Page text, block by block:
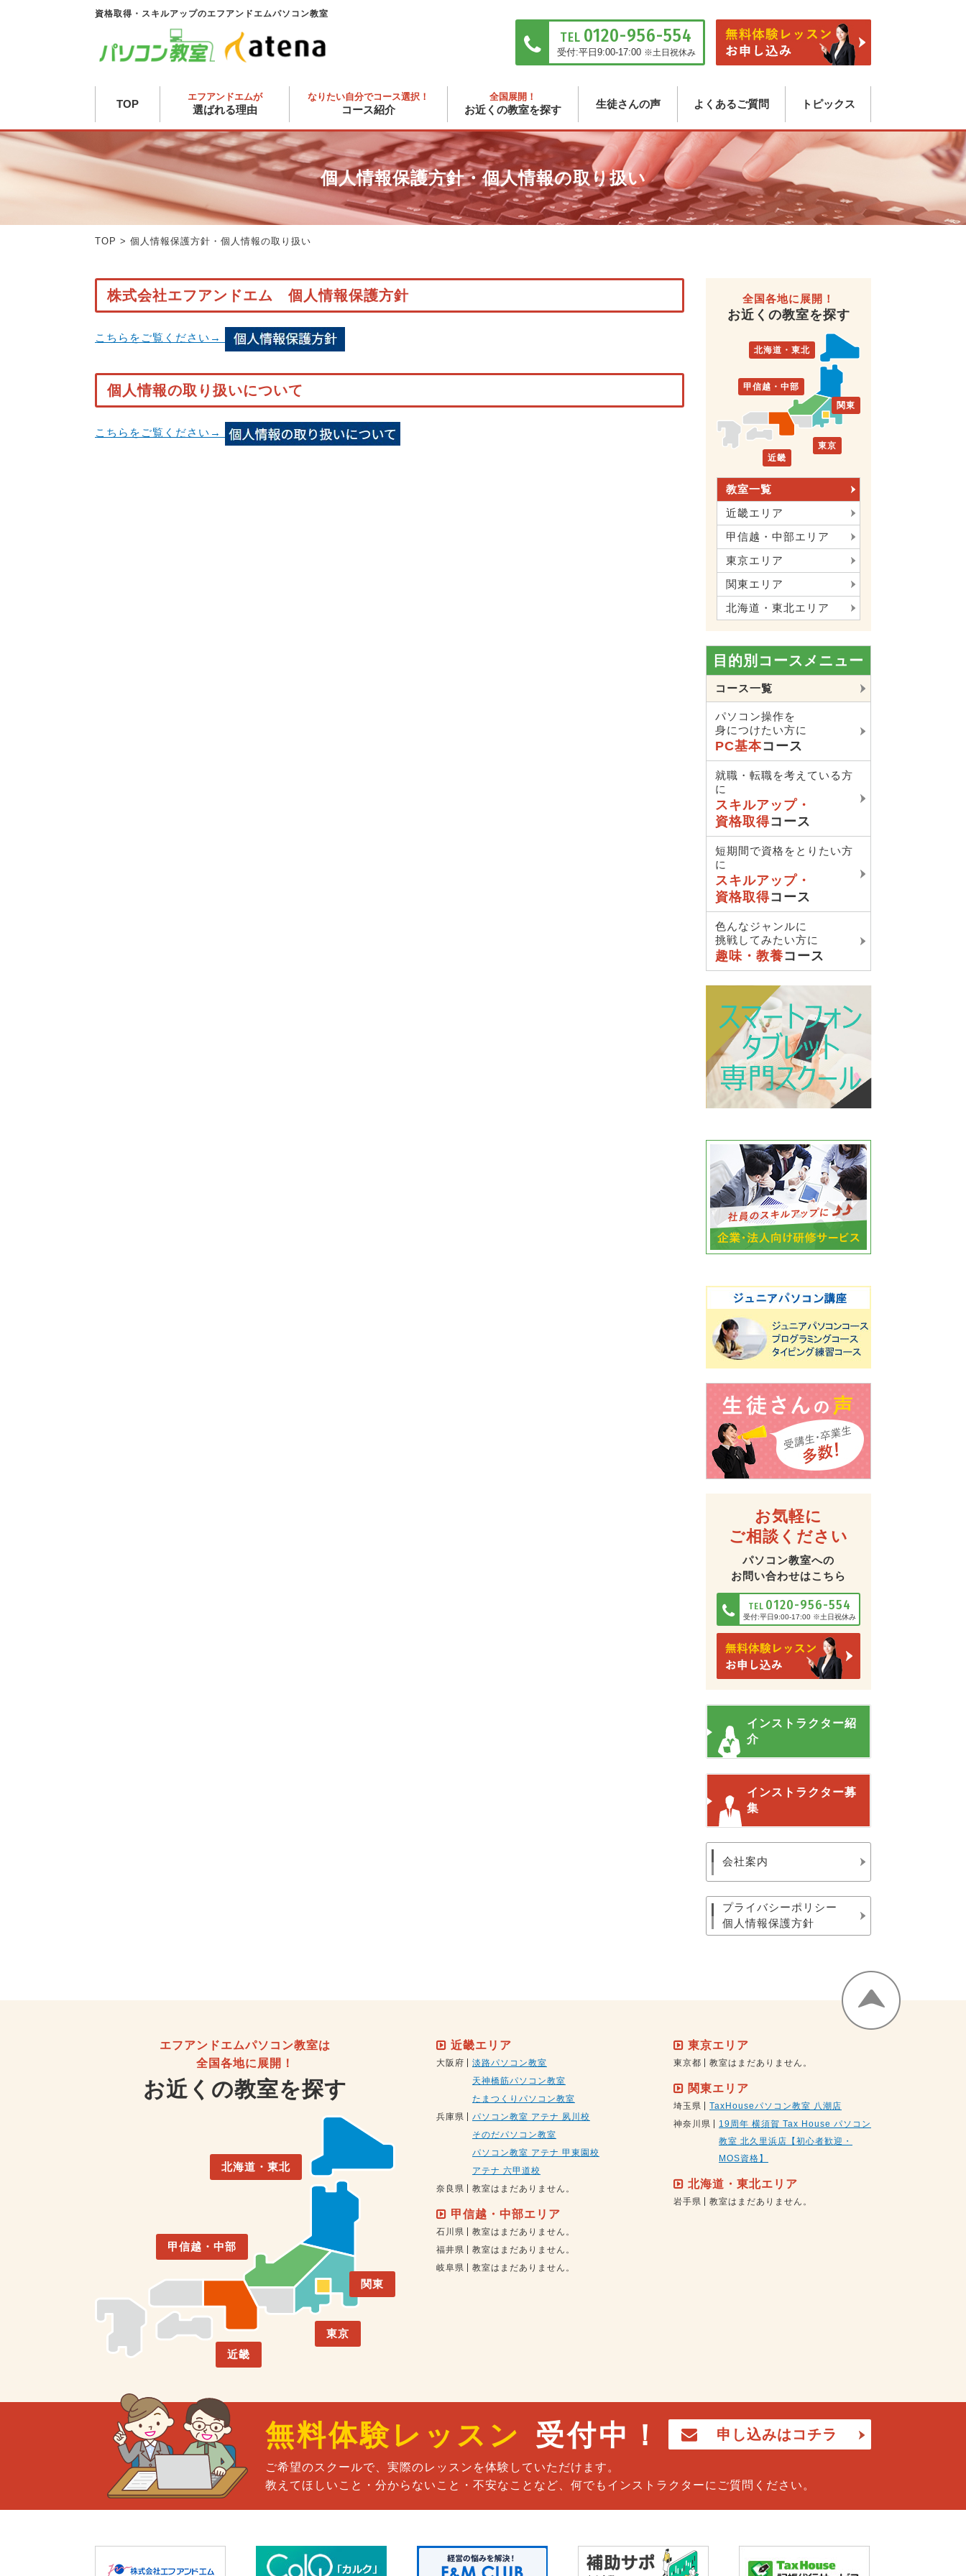
資格取得・スキルアップのエフアンドエムパソコン教室
TEL 0120-956-554
受付:平日9:00-17:00 ※土日祝休み
TOP
エフアンドエムが
選ばれる理由
なりたい自分でコース選択！
コース紹介
全国展開！
お近くの教室を探す 生徒さんの声 よくあるご質問 トピックス
個人情報保護方針・個人情報の取り扱い
TOP > 個人情報保護方針・個人情報の取り扱い
株式会社エフアンドエム 個人情報保護方針
こちらをご覧ください→
個人情報の取り扱いについて
こちらをご覧ください→
全国各地に展開！
お近くの教室を探す
近畿
甲信越・中部
東京
関東
北海道・東北
教室一覧
近畿エリア
甲信越・中部エリア
東京エリア
関東エリア
北海道・東北エリア
目的別コースメニュー
コース一覧
パソコン操作を
身につけたい方に
PC基本コース
就職・転職を考えている方
に
スキルアップ・
資格取得コース
短期間で資格をとりたい方
に
スキルアップ・
資格取得コース
色んなジャンルに
挑戦してみたい方に
趣味・教養コース
お気軽に
ご相談ください
パソコン教室への
お問い合わせはこちら
TEL 0120-956-554
受付:平日9:00-17:00 ※土日祝休み
インストラクター紹
介
インストラクター募
集
会社案内
プライバシーポリシー
個人情報保護方針
エフアンドエムパソコン教室は
全国各地に展開！
お近くの教室を探す
近畿
甲信越・中部
東京
関東
北海道・東北
近畿エリア
大阪府
淡路パソコン教室
天神橋筋パソコン教室
たまつくりパソコン教室
兵庫県
パソコン教室 アテナ 夙川校
そのだパソコン教室
パソコン教室 アテナ 甲東園校
アテナ 六甲道校
奈良県
教室はまだありません。
甲信越・中部エリア
石川県
教室はまだありません。
福井県
教室はまだありません。
岐阜県
教室はまだありません。
東京エリア
東京都 教室はまだありません。
関東エリア
埼玉県
TaxHouseパソコン教室 八潮店
神奈川県
19周年 横須賀 Tax House パソコン
教室 北久里浜店【初心者歓迎・
MOS資格】
北海道・東北エリア
岩手県 教室はまだありません。
無料体験レッスン 受付中！ 申し込みはコチラ
ご希望のスクールで、実際のレッスンを体験していただけます。
教えてほしいこと・分からないこと・不安なことなど、何でもインストラクターにご質問ください。